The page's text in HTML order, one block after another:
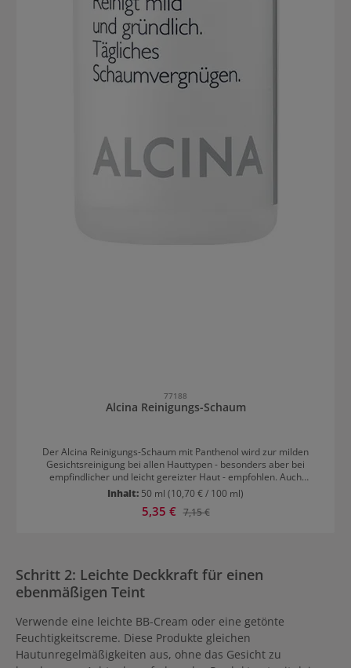
77188
Alcina Reinigungs-Schaum
Der Alcina Reinigungs-Schaum mit Panthenol wird zur milden
Gesichtsreinigung bei allen Hauttypen - besonders aber bei
empfindlicher und leicht gereizter Haut - empfohlen. Auch
langanhaltendes Make-up wird zuverlässig entfernt. Der Schaum
mit rückfettenden Eigenschaften beruhigt die Haut im Gesicht und
spendet Feuchtigkeit. Er lässt sich mit Wasser mehrmals wieder
Gesichts-Tonic verwenden.
Inhalt: 50 ml (10,70 € / 100 ml)
Verkaufspreis:
5,35 € Regulärer Preis:
7,15 €
Schritt 2: Leichte Deckkraft für einen
ebenmäßigen Teint
Verwende eine leichte BB-Cream oder eine getönte
Feuchtigkeitscreme. Diese Produkte gleichen
Hautunregelmäßigkeiten aus, ohne das Gesicht zu